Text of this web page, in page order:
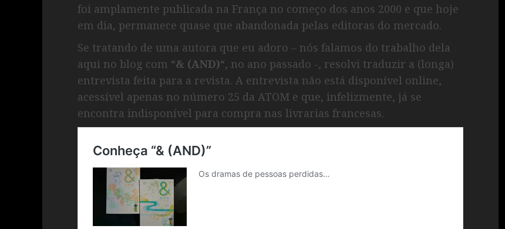
foi amplamente publicada na França no começo dos anos 2000 e que hoje
em dia, permanece quase que abandonada pelas editoras do mercado.
Se tratando de uma autora que eu adoro – nós falamos do trabalho dela
aqui no blog com “& (AND)“, no ano passado -, resolvi traduzir a (longa)
entrevista feita para a revista. A entrevista não está disponível online,
acessível apenas no número 25 da ATOM e que, infelizmente, já se
encontra indisponível para compra nas livrarias francesas.